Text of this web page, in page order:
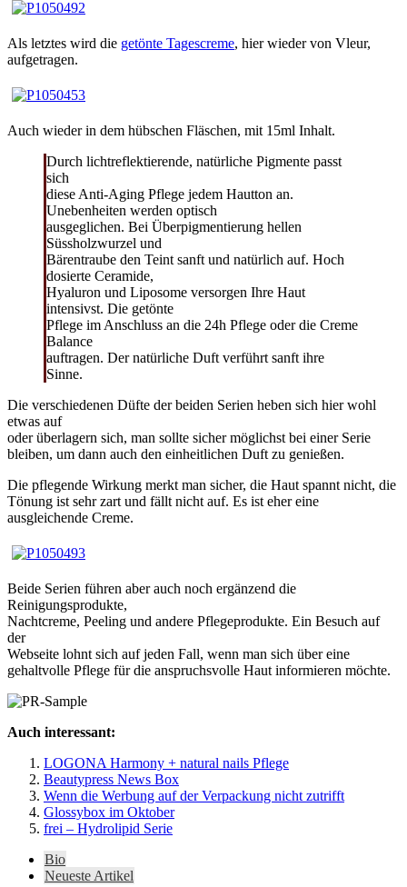
Als letztes wird die getönte Tagescreme, hier wieder von Vleur,
aufgetragen.
Auch wieder in dem hübschen Fläschen, mit 15ml Inhalt.
Durch lichtreflektierende, natürliche Pigmente passt
sich
diese Anti-Aging Pflege jedem Hautton an.
Unebenheiten werden optisch
ausgeglichen. Bei Überpigmentierung hellen
Süssholzwurzel und
Bärentraube den Teint sanft und natürlich auf. Hoch
dosierte Ceramide,
Hyaluron und Liposome versorgen Ihre Haut
intensivst. Die getönte
Pflege im Anschluss an die 24h Pflege oder die Creme
Balance
auftragen. Der natürliche Duft verführt sanft ihre
Sinne.
Die verschiedenen Düfte der beiden Serien heben sich hier wohl
etwas auf
oder überlagern sich, man sollte sicher möglichst bei einer Serie
bleiben, um dann auch den einheitlichen Duft zu genießen.
Die pflegende Wirkung merkt man sicher, die Haut spannt nicht, die
Tönung ist sehr zart und fällt nicht auf. Es ist eher eine
ausgleichende Creme.
Beide Serien führen aber auch noch ergänzend die
Reinigungsprodukte,
Nachtcreme, Peeling und andere Pflegeprodukte. Ein Besuch auf
der
Webseite lohnt sich auf jeden Fall, wenn man sich über eine
gehaltvolle Pflege für die anspruchsvolle Haut informieren möchte.
Auch interessant:
LOGONA Harmony + natural nails Pflege
Beautypress News Box
Wenn die Werbung auf der Verpackung nicht zutrifft
Glossybox im Oktober
frei – Hydrolipid Serie
following
Bio
Neueste Artikel